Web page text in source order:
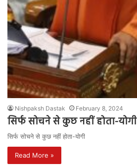
Nishpaksh Dastak February 8, 2024
सिर्फ सोचने से कुछ नहीं होता-योगी
सिर्फ सोचने से कुछ नहीं होता-योगी
Read More »